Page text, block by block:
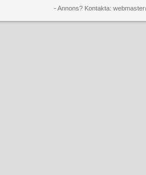
- Annons? Kontakta: